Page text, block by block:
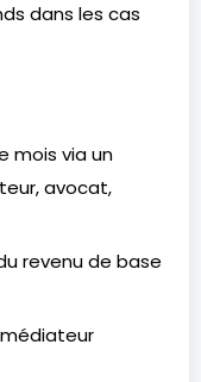
dans les cas
mois via un
avocat,
revenu de base